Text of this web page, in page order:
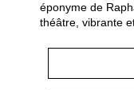
éponyme de
théâtre, vibrante